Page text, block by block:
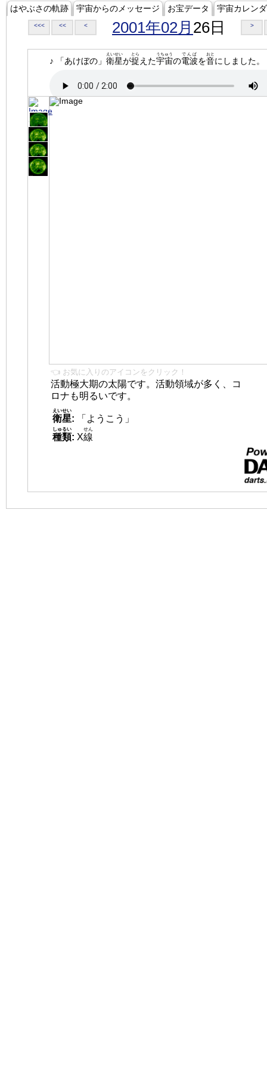
はやぶさの軌跡 宇宙からのメッセージ お宝データ 宇宙カレン
<<< << < 2001年02月 26日 >
♪ 「あけぼの」 衛星
えいせい
が捉
とら
えた宇宙
うちゅう
の電波
でんぱ
を音
おと
にしました。
👈 お気に入りのアイコンをクリック！
活動極大期の太陽です。活動領域が多く、コ
ロナも明るいです。
衛星
えいせい
:
「ようこう」
種類
しゅるい
: X線
せん